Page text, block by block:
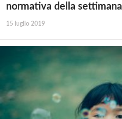
normativa della settimana
15 luglio 2019